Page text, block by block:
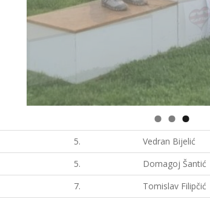
5.
Vedran Bijelić
5.
Domagoj Šantić
7.
Tomislav Filipčić